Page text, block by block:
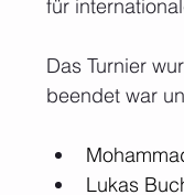
für
Das Turnier
beendet war
Lukas